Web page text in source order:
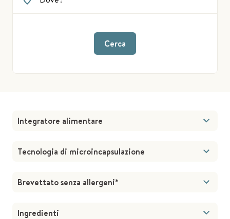
Cerca
Integratore alimentare
Tecnologia di microincapsulazione
Brevettato senza allergeni*
Ingredienti